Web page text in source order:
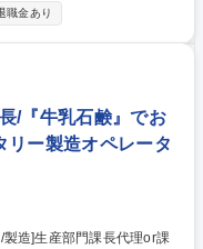
売業務を
の撒収など、倍事運営に
社業務全般】 募集職
年目総合食品メーカー/
職金あり
/『牛乳石鹸』でお
リー製造オペレータ